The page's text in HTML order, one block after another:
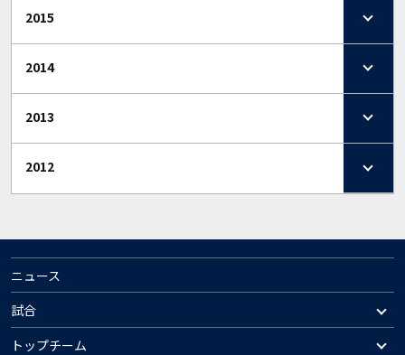
2015
2014
2013
2012
ニュース
試合
トップチーム